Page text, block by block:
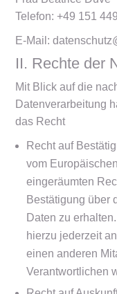
Telefon: +49 151
E-Mail:
II. Rechte der
Mit Blick auf die
Datenverarbeitung
das Recht
Recht auf
vom
eingeräumten
Bestätigung über
Daten zu
hierzu jederzeit
einen anderen
Verantwortlichen